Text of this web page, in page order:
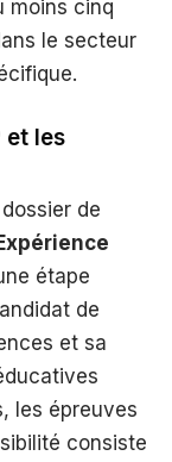
moins cinq
le secteur
et les
de
étape
de
et sa
les épreuves
consiste